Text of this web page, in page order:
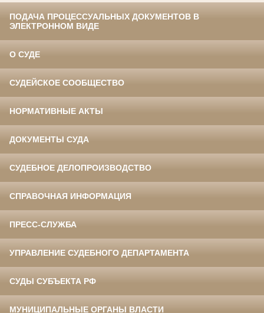
ПОДАЧА ПРОЦЕССУАЛЬНЫХ ДОКУМЕНТОВ В
ЭЛЕКТРОННОМ ВИДЕ
О СУДЕ
СУДЕЙСКОЕ СООБЩЕСТВО
НОРМАТИВНЫЕ АКТЫ
ДОКУМЕНТЫ СУДА
СУДЕБНОЕ ДЕЛОПРОИЗВОДСТВО
СПРАВОЧНАЯ ИНФОРМАЦИЯ
ПРЕСС-СЛУЖБА
УПРАВЛЕНИЕ СУДЕБНОГО ДЕПАРТАМЕНТА
СУДЫ СУБЪЕКТА РФ
МУНИЦИПАЛЬНЫЕ ОРГАНЫ ВЛАСТИ